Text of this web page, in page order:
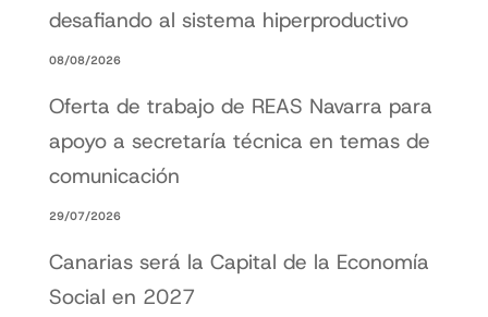
desafiando al sistema hiperproductivo
08/08/2026
Oferta de trabajo de REAS Navarra para
apoyo a secretaría técnica en temas de
comunicación
29/07/2026
Canarias será la Capital de la Economía
Social en 2027